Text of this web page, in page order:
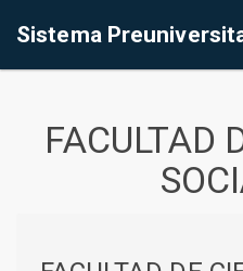
Sistema
FACULTAD